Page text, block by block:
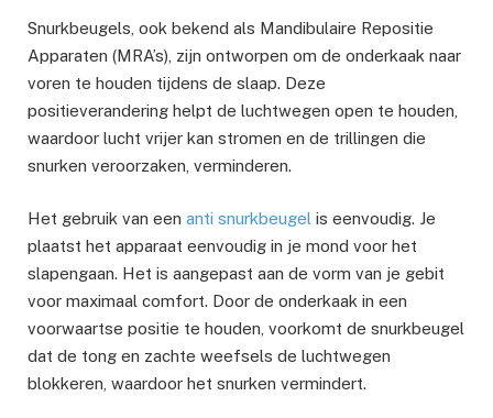
Snurkbeugels, ook bekend als Mandibulaire Repositie
Apparaten (MRA’s), zijn ontworpen om de onderkaak naar
voren te houden tijdens de slaap. Deze
positieverandering helpt de luchtwegen open te houden,
waardoor lucht vrijer kan stromen en de trillingen die
snurken veroorzaken, verminderen.
Het gebruik van een anti snurkbeugel is eenvoudig. Je
plaatst het apparaat eenvoudig in je mond voor het
slapengaan. Het is aangepast aan de vorm van je gebit
voor maximaal comfort. Door de onderkaak in een
voorwaartse positie te houden, voorkomt de snurkbeugel
dat de tong en zachte weefsels de luchtwegen
blokkeren, waardoor het snurken vermindert.